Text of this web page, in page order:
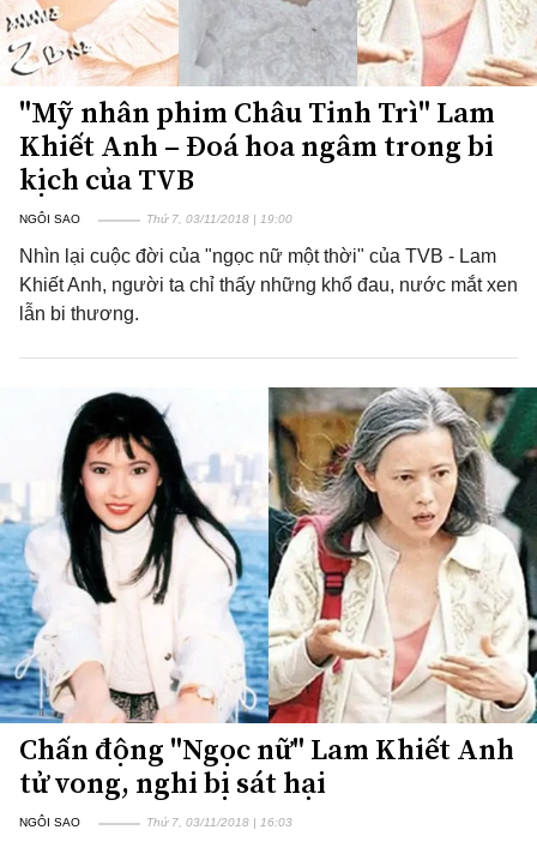
"Mỹ nhân phim Châu Tinh Trì" Lam
Khiết Anh – Đoá hoa ngâm trong bi
kịch của TVB
NGÔI SAO Thứ 7, 03/11/2018 | 19:00
Nhìn lại cuộc đời của "ngọc nữ một thời" của TVB - Lam
Khiết Anh, người ta chỉ thấy những khổ đau, nước mắt xen
lẫn bi thương.
Chấn động "Ngọc nữ" Lam Khiết Anh
tử vong, nghi bị sát hại
NGÔI SAO Thứ 7, 03/11/2018 | 16:03